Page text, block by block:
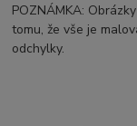
POZNÁMKA:
tomu, že vše je
odchylky.